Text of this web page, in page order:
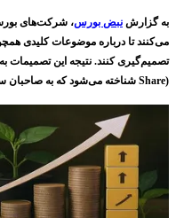
به گزارش نبض بورس، شرکت‌های
می‌کنند تا درباره موضوعات کلیدی
تصمیم‌گیری کنند. نتیجه این تصمیمات
Share) شناخته می‌شود که به صاحبان